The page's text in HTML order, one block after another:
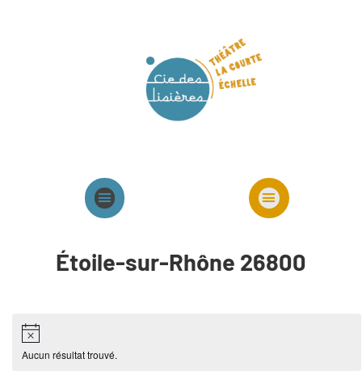
Étoile-sur-Rhône 26800
Spectacles cie
Aucun résultat trouvé.